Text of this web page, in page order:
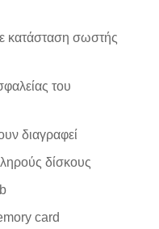
κατάσταση σωστής
του
διαγραφεί
δίσκους
card